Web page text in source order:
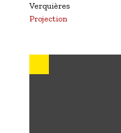
Verquières
Projection